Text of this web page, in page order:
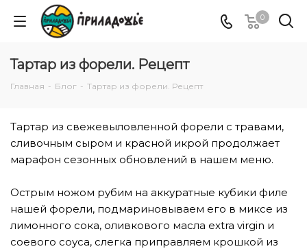
0
Тартар из форели. Рецепт
Главная - Блог - Тартар из форели. Рецепт
Тартар из свежевыловленной форели с травами,
сливочным сыром и красной икрой продолжает
марафон сезонных обновлений в нашем меню.
Острым ножом рубим на аккуратные кубики филе
нашей форели, подмариновываем его в миксе из
лимонного сока, оливкового масла extra virgin и
соевого соуса, слегка приправляем крошкой из